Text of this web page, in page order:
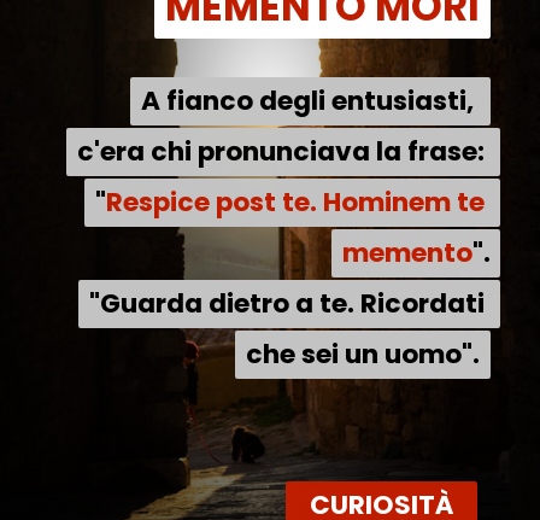
CURIOSITÀ
A fianco degli entusiasti,
c'era chi pronunciava la frase:
"Respice post te. Hominem te
memento".
"Guarda dietro a te. Ricordati
che sei un uomo".
A fianco degli entusiasti,
c'era chi pronunciava la frase:
"Respice post te. Hominem te
memento".
"Guarda dietro a te. Ricordati
che sei un uomo".